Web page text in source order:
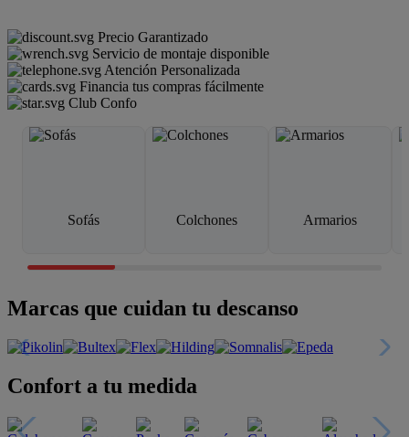
Precio Garantizado
Servicio de montaje disponible
Atención Personalizada
Financia tus compras fácilmente
Club Confo
Sofás Colchones Armarios
Marcas que cuidan tu descanso
Confort a tu medida